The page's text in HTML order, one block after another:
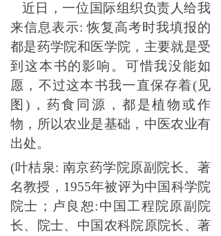
近日，一位国际组织负责人给我
来信息表示: 恢复高考时我填报的
都是药学院和医学院，主要就是受
到这本书的影响。可惜我没能如
愿，不过这本书我一直保存着(见
图)，药食同源，都是植物或作
物，所以农业是基础，中医农业有
出处。
(叶桔泉: 南京药学院原副院长、著
名教授，1955年被评为中国科学院
院士；卢良恕:中国工程院原副院
长、院士、中国农科院原院长、著